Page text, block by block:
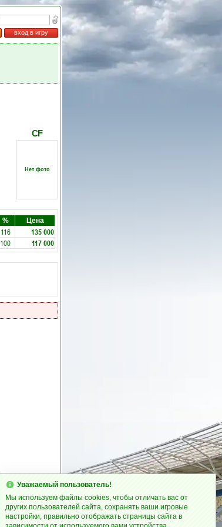
вход в игру
CF
Нет фото
% Цена
116 135 000
100 117 000
Уважаемый пользователь!
Мы используем файлы cookies, чтобы отличать вас от
других пользователей сайта, сохранять ваши игровые
настройки, правильно отображать страницы сайта в